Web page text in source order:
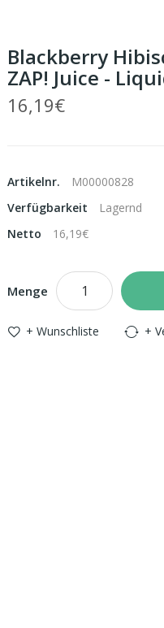
Blackberry
ZAP! Juice -
16,19€
Artikelnr.
M00000828
Verfügbarkeit
Lagernd
Netto
16,19€
Menge
+ Wunschliste +